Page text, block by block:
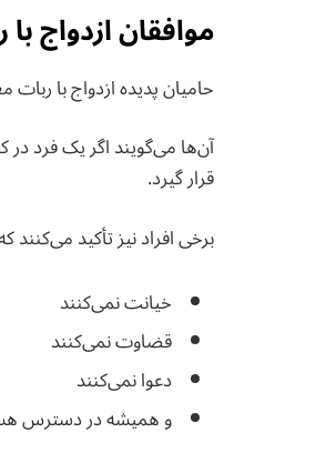
موافقان ازدواج
حامیان پدیده ازدواج با
آن‌ها می‌گویند اگر یک فرد
قرار گیرد.
برخی افراد نیز تأکید می‌کنند
خیانت نمی‌کنند
قضاوت نمی‌کنند
دعوا نمی‌کنند
و همیشه در دسترس